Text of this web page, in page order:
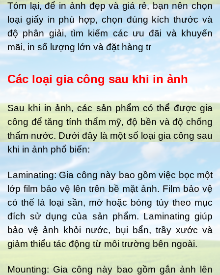
Tóm lại, để in ảnh đẹp và giá rẻ, bạn nên chọn
loại giấy in phù hợp, chọn đúng kích thước và
độ phân giải, tìm kiếm các ưu đãi và khuyến
mãi, in số lượng lớn và đặt hàng tr
Các loại gia công sau khi in ảnh
Sau khi in ảnh, các sản phẩm có thể được gia
công để tăng tính thẩm mỹ, độ bền và độ chống
thấm nước. Dưới đây là một số loại gia công sau
khi in ảnh phổ biến:
Laminating: Gia công này bao gồm việc bọc một
lớp film bảo vệ lên trên bề mặt ảnh. Film bảo vệ
có thể là loại sần, mờ hoặc bóng tùy theo mục
đích sử dụng của sản phẩm. Laminating giúp
bảo vệ ảnh khỏi nước, bụi bẩn, trầy xước và
giảm thiểu tác động từ môi trường bên ngoài.
Mounting: Gia công này bao gồm gắn ảnh lên